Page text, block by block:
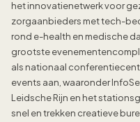
het innovatienetwerk voor
zorgaanbieders met tech-
rond e-health en medische
grootste
als nationaal
events aan, waaronder
Leidsche Rijn en het
snel en trekken creatieve